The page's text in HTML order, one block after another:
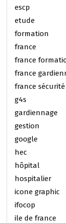
escp
etude
formation
france
france
france
france sécurité
g4s
gardiennage
gestion
google
hec
hôpital
hospitalier
icone graphic
ifocop
ile de france